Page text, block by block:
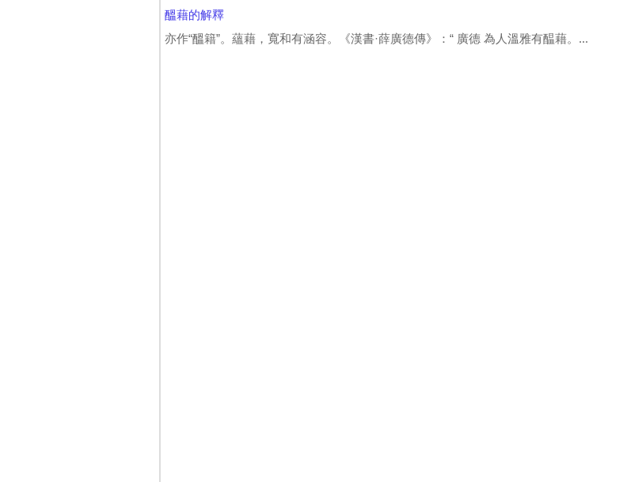
醞藉的解釋
亦作“醞籍”。蘊藉，寬和有涵容。《漢書·薛廣德傳》：“ 廣德 為人溫雅有醖藉。...